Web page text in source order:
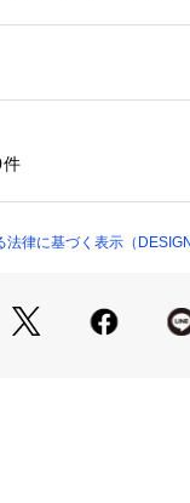
ーニング
については、商品の品質表示
（モール）
律に基づく表示（